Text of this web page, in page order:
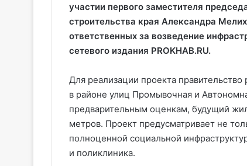
участии первого заместителя
строительства края Александра
ответственных за возведение
сетевого издания PROKHAB.RU.
Для реализации проекта
в районе улиц Промывочная и
предварительным оценкам, будущий
метров. Проект предусматривает не
полноценной социальной
и поликлиника.